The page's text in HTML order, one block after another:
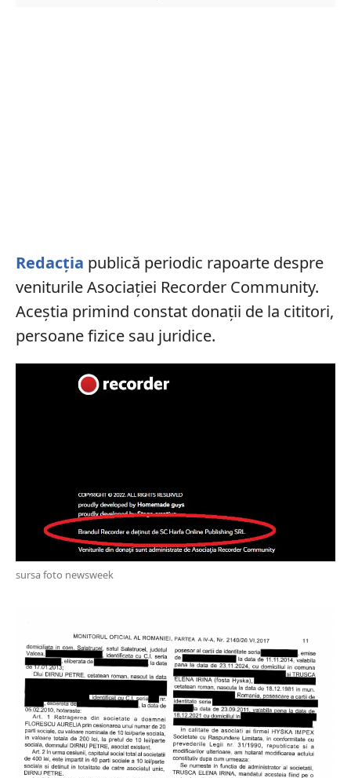
Redacția publică periodic rapoarte despre
veniturile Asociației Recorder Community.
Aceștia primind constat donații de la cititori,
persoane fizice sau juridice.
sursa foto newsweek